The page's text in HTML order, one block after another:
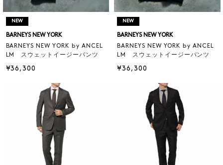
NEW
BARNEYS NEW YORK
BARNEYS NEW YORK by ANCEL
LM スウェットイージーパンツ
¥36,300
NEW
BARNEYS NEW YORK
BARNEYS NEW YORK by ANCEL
LM スウェットイージーパンツ
¥36,300